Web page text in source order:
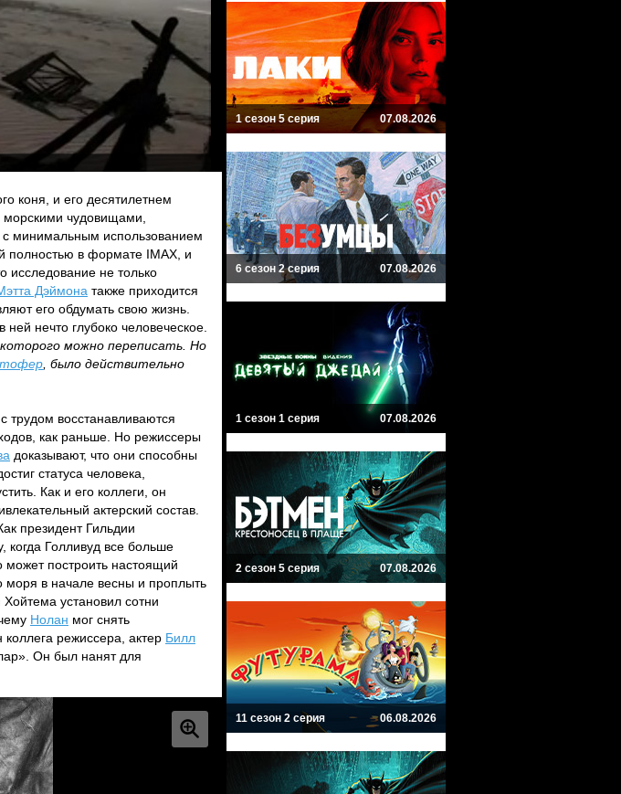
коня, и его десятилетнем
морскими чудовищами,
минимальным использованием
полностью в формате IMAX, и
исследование не только
Дэймона также приходится
его обдумать свою жизнь.
нечто глубоко человеческое.
можно переписать. Но
, было действительно
трудом восстанавливаются
как раньше. Но режиссеры
доказывают, что они способны
статуса человека,
Как и его коллеги, он
актерский состав.
президент Гильдии
когда Голливуд все больше
может построить настоящий
моря в начале весны и проплыть
установил сотни
Нолан мог снять
режиссера, актер Билл
Он был нанят для
1 сезон 5 серия 07.08.2026
6 сезон 2 серия 07.08.2026
1 сезон 1 серия 07.08.2026
2 сезон 5 серия 07.08.2026
11 сезон 2 серия 06.08.2026